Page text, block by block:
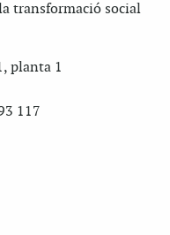
transformació social
planta 1
117